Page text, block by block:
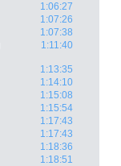
1:06:27
1:07:26
1:07:38
1:11:40
1:13:35
1:14:10
1:15:08
1:15:54
1:17:43
1:17:43
1:18:36
1:18:51